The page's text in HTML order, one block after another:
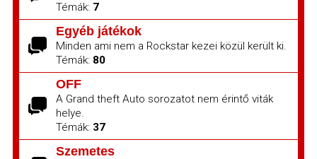
Témák: 7
Egyéb játékok
Minden ami nem a Rockstar kezei közül került ki.
Témák: 80
OFF
A Grand theft Auto sorozatot nem érintő viták
helye.
Témák: 37
Szemetes